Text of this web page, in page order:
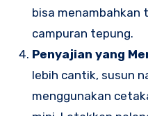
bisa menambahkan
campuran tepung.
Penyajian yang
lebih cantik, susun
menggunakan